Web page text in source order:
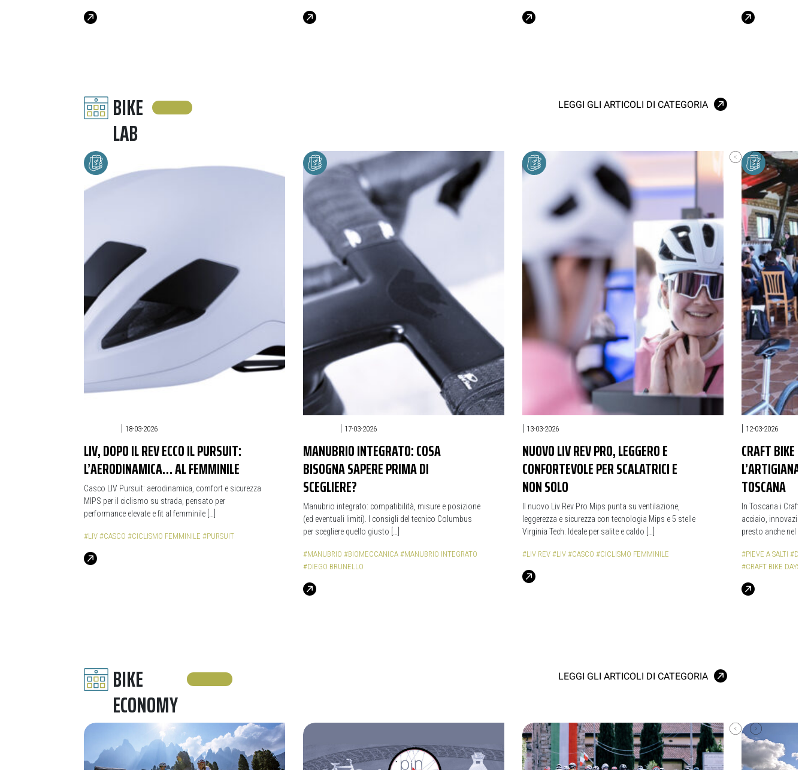
BIKE
LAB
LEGGI GLI ARTICOLI DI CATEGORIA
18-03-2026
LIV, DOPO IL REV ECCO IL PURSUIT:
L’AERODINAMICA… AL FEMMINILE
Casco LIV Pursuit: aerodinamica, comfort e sicurezza
MIPS per il ciclismo su strada, pensato per
performance elevate e fit al femminile […]
#LIV #CASCO #CICLISMO FEMMINILE #PURSUIT
17-03-2026
MANUBRIO INTEGRATO: COSA
BISOGNA SAPERE PRIMA DI
SCEGLIERE?
Manubrio integrato: compatibilità, misure e posizione
(ed eventuali limiti). I consigli del tecnico Columbus
per scegliere quello giusto […]
#MANUBRIO #BIOMECCANICA #MANUBRIO INTEGRATO
#DIEGO BRUNELLO
13-03-2026
NUOVO LIV REV PRO, LEGGERO E
CONFORTEVOLE PER SCALATRICI E
NON SOLO
Il nuovo Liv Rev Pro Mips punta su ventilazione,
leggerezza e sicurezza con tecnologia Mips e 5 stelle
Virginia Tech. Ideale per salite e caldo […]
#LIV REV #LIV #CASCO #CICLISMO FEMMINILE
12-03-2026
CRAFT BIKE
TOSCANA
In Toscana i Craft
acciaio,
presto anche nel
#PIEVE A SALTI #DT
#CRAFT BIKE DAYS
BIKE
ECONOMY
LEGGI GLI ARTICOLI DI CATEGORIA